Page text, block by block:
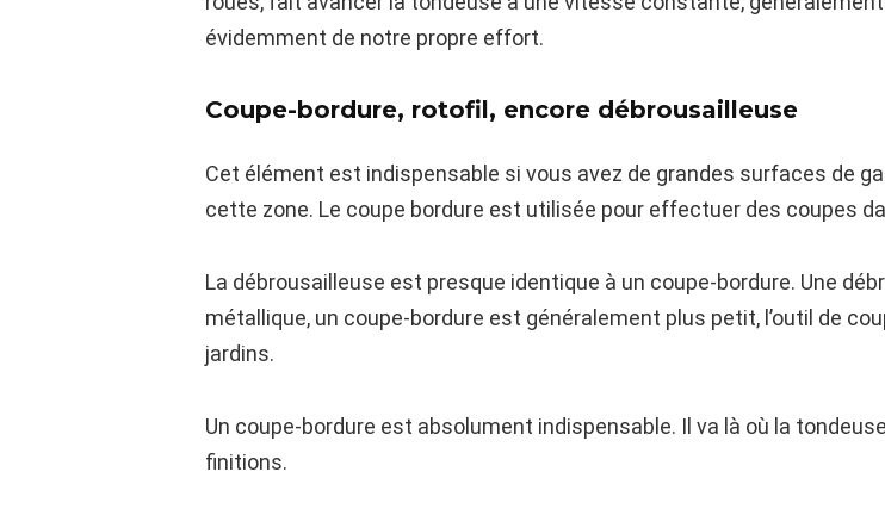
évidemment de notre propre effort.
Coupe-bordure, rotofil, encore débrousailleuse
Cet élément est indispensable si vous avez de grandes surfaces de
cette zone. Le coupe bordure est utilisée pour effectuer des coupes
La débrousailleuse est presque identique à un coupe-bordure. Une
métallique, un coupe-bordure est généralement plus petit, l’outil de
jardins.
Un coupe-bordure est absolument indispensable. Il va là où la
finitions.